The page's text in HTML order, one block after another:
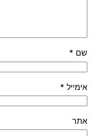
שם *
אימייל *
אתר